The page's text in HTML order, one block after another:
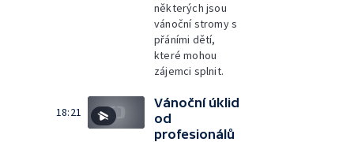
některých jsou
vánoční stromy s
přáními dětí,
které mohou
zájemci splnit.
18:21
Vánoční úklid
od
profesionálů